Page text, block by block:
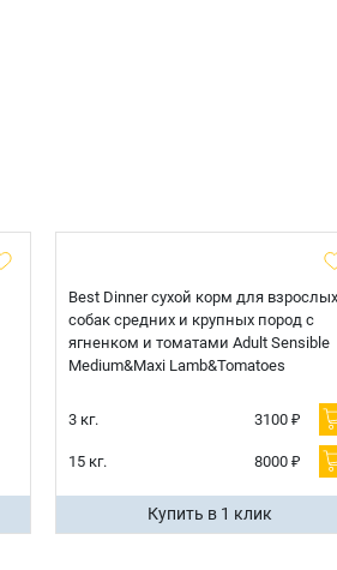
Best Dinner сухой корм для взрослых
собак средних и крупных пород с
ягненком и томатами Adult Sensible
Medium&Maxi Lamb&Tomatoes
3 кг. 3100 ₽
15 кг. 8000 ₽
Купить в 1 клик